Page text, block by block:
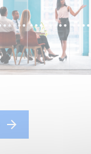
arrow_forward